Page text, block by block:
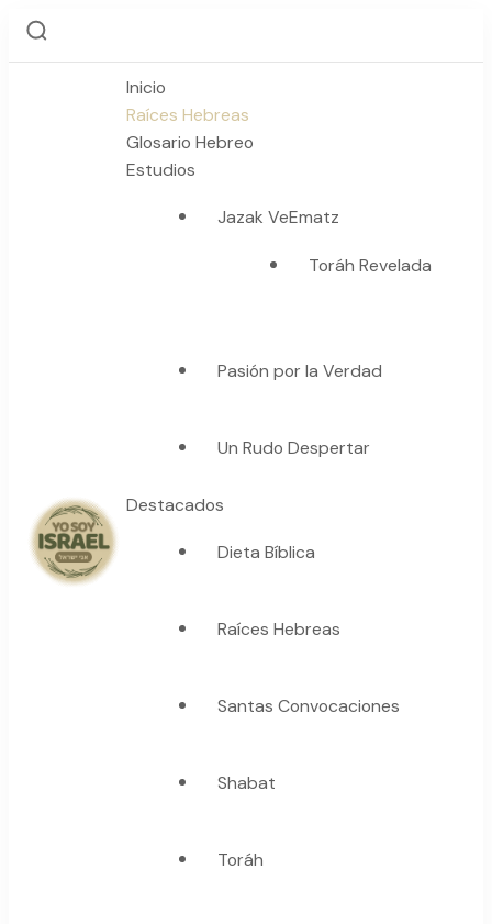
"La suma de tu palabra, es verdad"
Inicio
Raíces Hebreas
Glosario Hebreo
Estudios
Jazak VeEmatz
Toráh Revelada
Pasión por la Verdad
Un Rudo Despertar
Destacados
Dieta Bíblica
Raíces Hebreas
Santas Convocaciones
Shabat
Toráh